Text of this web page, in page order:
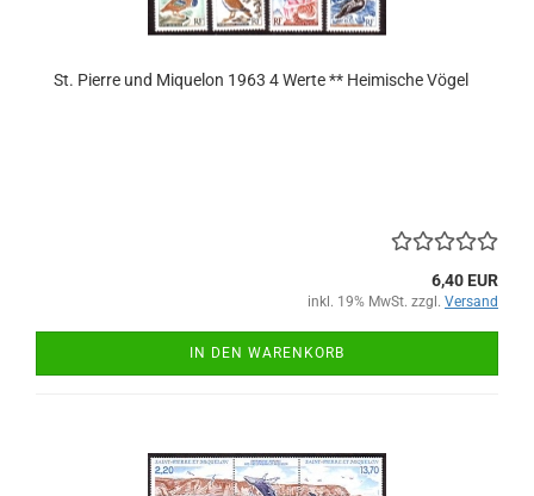
St. Pierre und Miquelon 1963 4 Werte ** Heimische Vögel
6,40 EUR
inkl. 19% MwSt. zzgl. Versand
IN DEN WARENKORB